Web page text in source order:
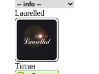
Laurelled
Титан